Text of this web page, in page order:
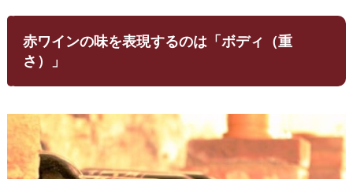
赤ワインの味を表現するのは「ボディ（重
さ）」